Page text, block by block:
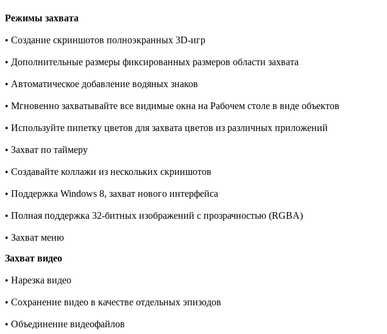
Режимы захвата
• Создание скриншотов полноэкранных 3D-игр
• Дополнительные размеры фиксированных размеров области захвата
• Автоматическое добавление водяных знаков
• Мгновенно захватывайте все видимые окна на Рабочем столе в виде объектов
• Используйте пипетку цветов для захвата цветов из различных приложений
• Захват по таймеру
• Создавайте коллажи из нескольких скриншотов
• Поддержка Windows 8, захват нового интерфейса
• Полная поддержка 32-битных изображений с прозрачностью (RGBA)
• Захват меню
Захват видео
• Нарезка видео
• Сохранение видео в качестве отдельных эпизодов
• Объединение видеофайлов